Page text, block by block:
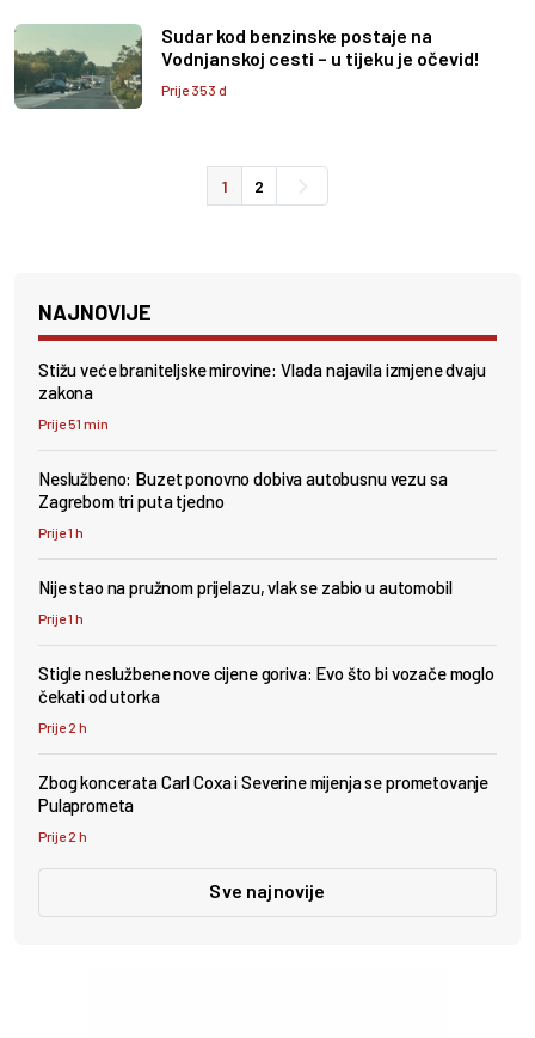
Sudar kod benzinske postaje na
Vodnjanskoj cesti – u tijeku je očevid!
Prije 353 d
1 2
NAJNOVIJE
Stižu veće braniteljske mirovine: Vlada najavila izmjene dvaju
zakona
Prije 51 min
Neslužbeno: Buzet ponovno dobiva autobusnu vezu sa
Zagrebom tri puta tjedno
Prije 1 h
Nije stao na pružnom prijelazu, vlak se zabio u automobil
Prije 1 h
Stigle neslužbene nove cijene goriva: Evo što bi vozače moglo
čekati od utorka
Prije 2 h
Zbog koncerata Carl Coxa i Severine mijenja se prometovanje
Pulaprometa
Prije 2 h
Sve najnovije